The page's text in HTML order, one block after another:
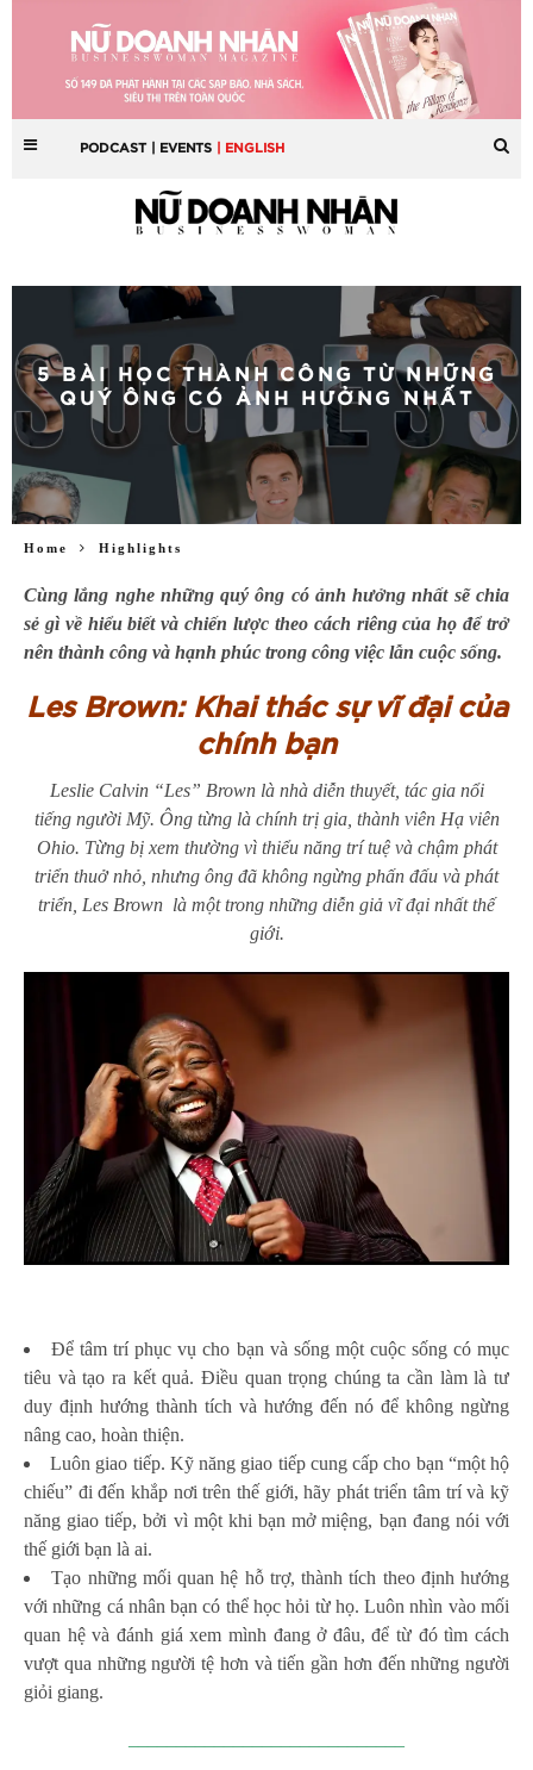
PODCAST | EVENTS | ENGLISH
5 BÀI HỌC THÀNH CÔNG TỪ NHỮNG
QUÝ ÔNG CÓ ẢNH HƯỞNG NHẤT
Home Highlights
Cùng lắng nghe những quý ông có ảnh hưởng nhất sẽ chia
sẻ gì về hiểu biết và chiến lược theo cách riêng của họ để trở
nên thành công và hạnh phúc trong công việc lẫn cuộc sống.
Les Brown: Khai thác sự vĩ đại của
chính bạn
Leslie Calvin “Les” Brown là nhà diễn thuyết, tác gia nổi
tiếng người Mỹ. Ông từng là chính trị gia, thành viên Hạ viên
Ohio. Từng bị xem thường vì thiểu năng trí tuệ và chậm phát
triển thuở nhỏ, nhưng ông đã không ngừng phấn đấu và phát
triển, Les Brown là một trong những diễn giả vĩ đại nhất thế
giới.
Để tâm trí phục vụ cho bạn và sống một cuộc sống có mục
tiêu và tạo ra kết quả. Điều quan trọng chúng ta cần làm là tư
duy định hướng thành tích và hướng đến nó để không ngừng
nâng cao, hoàn thiện.
Luôn giao tiếp. Kỹ năng giao tiếp cung cấp cho bạn “một hộ
chiếu” đi đến khắp nơi trên thế giới, hãy phát triển tâm trí và kỹ
năng giao tiếp, bởi vì một khi bạn mở miệng, bạn đang nói với
thế giới bạn là ai.
Tạo những mối quan hệ hỗ trợ, thành tích theo định hướng
với những cá nhân bạn có thể học hỏi từ họ. Luôn nhìn vào mối
quan hệ và đánh giá xem mình đang ở đâu, để từ đó tìm cách
vượt qua những người tệ hơn và tiến gần hơn đến những người
giỏi giang.